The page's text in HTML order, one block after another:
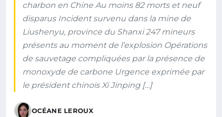
charbon en Chine Au moins 82 morts et neuf
disparus Incident survenu dans la mine de
Liushenyu, province du Shanxi 247 mineurs
présents au moment de l’explosion Opérations
de sauvetage compliquées par la présence de
monoxyde de carbone Urgence exprimée par
le président chinois Xi Jinping […]
OCÉANE LEROUX